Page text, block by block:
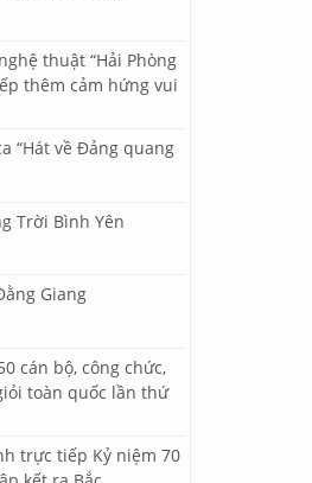
thuật “Hải Phòng
thêm cảm hứng vui
“Hát về Đảng quang
Trời Bình Yên
Giang
cán bộ, công chức,
toàn quốc lần thứ
trực tiếp Kỷ niệm 70